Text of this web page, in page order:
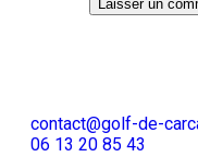
contact@golf-de-
06 13 20 85 43